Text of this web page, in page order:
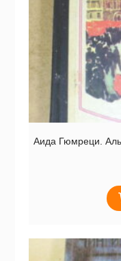
Аида Гюмреци.